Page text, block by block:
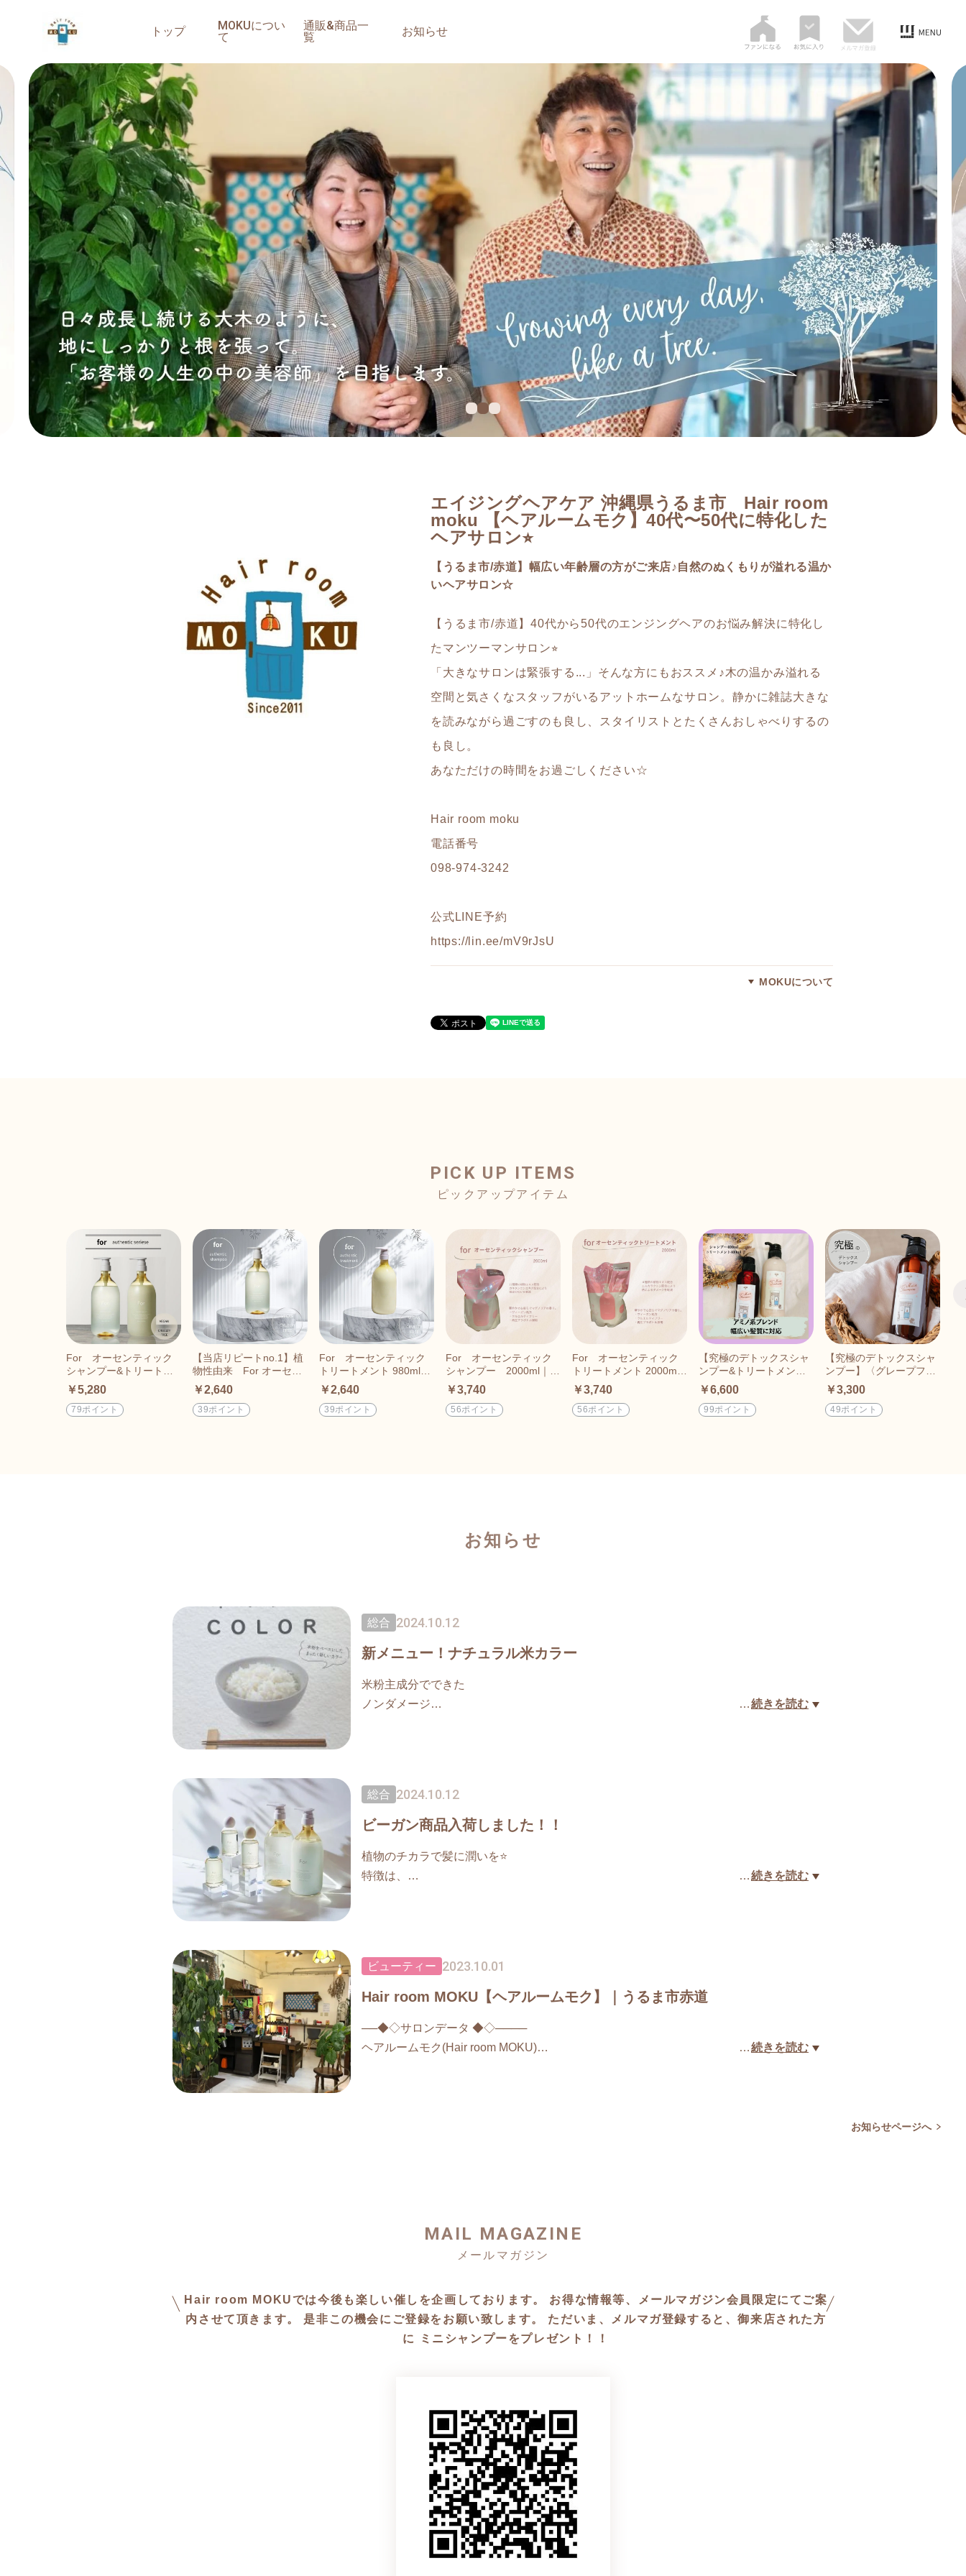
トップ
MOKUについ
て
通販&商品一
覧
お知らせ
エイジングヘアケア 沖縄県うるま市 Hair room
moku 【ヘアルームモク】40代〜50代に特化した
ヘアサロン⭐︎
【うるま市/赤道】幅広い年齢層の方がご来店♪自然のぬくもりが溢れる温か
いヘアサロン☆
【うるま市/赤道】40代から50代のエンジングヘアのお悩み解決に特化し
たマンツーマンサロン⭐︎
「大きなサロンは緊張する...」そんな方にもおススメ♪木の温かみ溢れる
空間と気さくなスタッフがいるアットホームなサロン。静かに雑誌大きな
を読みながら過ごすのも良し、スタイリストとたくさんおしゃべりするの
も良し。
あなただけの時間をお過ごしください☆
Hair room moku
電話番号
098-974-3242
公式LINE予約
https://lin.ee/mV9rJsU
MOKUについて
PICK UP ITEMS
For オーセンティック
シャンプー&トリートメ
ント 980ml 2本セット
￥5,280
79ポイント
【当店リピートno.1】植
物性由来 For オーセン
ティック シャンプー 980
ml |ヘアケア｜マグノリ
ア｜
￥2,640
39ポイント
For オーセンティック
トリートメント 980ml｜
ヘアケア ｜マグノリア｜
植物性
￥2,640
39ポイント
For オーセンティック
シャンプー 2000ml｜詰
め替えタイプ
￥3,740
56ポイント
For オーセンティック
トリートメント 2000ml
｜詰め替えタイプ
￥3,740
56ポイント
【究極のデトックスシャ
ンプー&トリートメン
ト】2本セット〈グレー
プフルーツの香り〉400
mlポンプ式タイプ
￥6,600
99ポイント
【究極のデトックスシャ
ンプー】〈グレープフル
ーツの香り〉|活性酸素除
去｜毛髪補修効果｜ヘマ
チン入り｜400mlポンプ
￥3,300
49ポイント
お知らせ
総合 2024.10.12
新メニュー！ナチュラル米カラー
米粉主成分でできた
ノンダメージ
自然由来ですので頭皮のコンディションも
整えます♪
【こんな方におすすめ】
◆ナチュラルサスティナブルエコ環境に
◆ジアミンアレルギーでカラーをあきらめている
方
詳しくはスタッフまで♪
…続きを読む
総合 2024.10.12
ビーガン商品入荷しました！！
植物のチカラで髪に潤いを⭐️
特徴は、
ーーーーーーーーーーーー
Forシャンプートリートメント
Forオーセンティックオイル
…続きを読む
ビューティー 2023.10.01
Hair room MOKU【ヘアルームモク】｜うるま市赤道
──◆◇サロンデータ ◆◇────
ヘアルームモク(Hair room MOKU)
し、２つ目の路地の右手に見えます。紳士服はるやま具志川店の裏手。
火〜土曜⇒10:00〜19:30 日曜⇒10:00〜18:30
◆定休日
◆カット価格
セット面4席
…続きを読む
お知らせページへ
MAIL MAGAZINE
Hair room MOKUでは今後も楽しい催しを企画しております。 お得な情報等、メールマガジン会員限定にてご案
内させて頂きます。 是非この機会にご登録をお願い致します。 ただいま、メルマガ登録すると、御来店された方
に ミニシャンプーをプレゼント！！